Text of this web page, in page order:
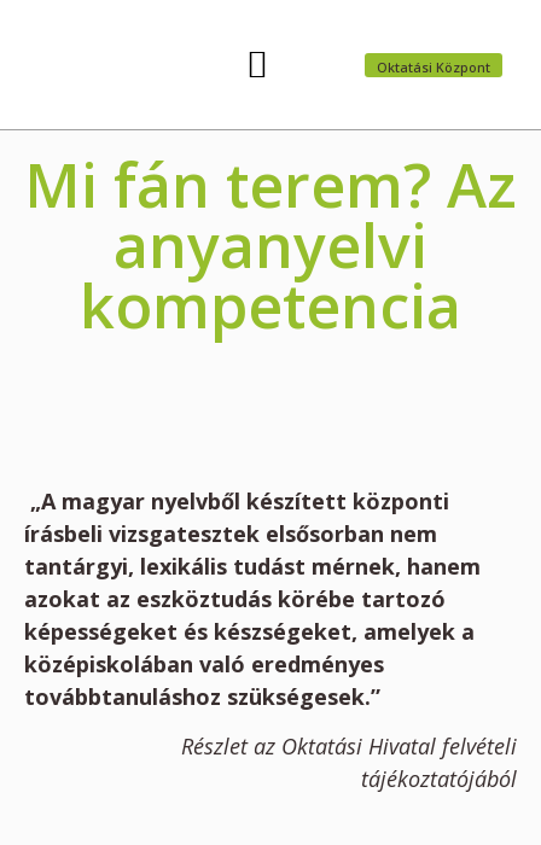
Oktatási Központ
Mi fán terem? Az
anyanyelvi
kompetencia
„A magyar nyelvből készített központi
írásbeli vizsgatesztek elsősorban nem
tantárgyi, lexikális tudást mérnek, hanem
azokat az eszköztudás körébe tartozó
képességeket és készségeket, amelyek a
középiskolában való eredményes
továbbtanuláshoz szükségesek.”
Részlet az Oktatási Hivatal felvételi
tájékoztatójából